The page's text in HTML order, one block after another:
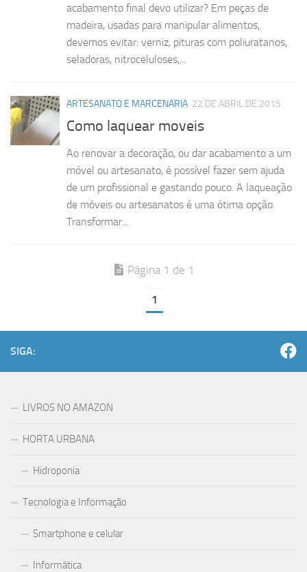
acabamento final devo utilizar? Em peças de
madeira, usadas para manipular alimentos,
devemos evitar: verniz, pituras com poliuratanos,
seladoras, nitroceluloses,...
ARTESANATO E MARCENARIA 22 DE ABRIL DE 2015
Como laquear moveis
Ao renovar a decoração, ou dar acabamento a um
móvel ou artesanato, é possível fazer sem ajuda
de um profissional e gastando pouco. A laqueação
de móveis ou artesanatos é uma ótima opção.
Transformar...
Página 1 de 1
1
SIGA:
LIVROS NO AMAZON
HORTA URBANA
Hidroponia
Tecnologia e Informação
Smartphone e celular
Informática